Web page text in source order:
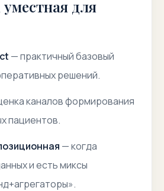
для
— практичный базовый
решений.
каналов формирования
пациентов.
— когда
и есть миксы